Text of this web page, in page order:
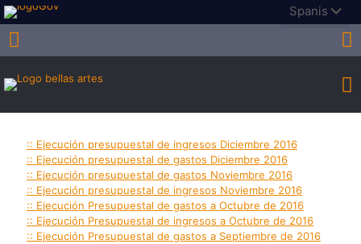
:: Ejecución presupuestal de ingresos Diciembre 2016
:: Ejecución presupuestal de gastos Diciembre 2016
:: Ejecución presupuestal de gastos Noviembre 2016
:: Ejecución presupuestal de ingresos Noviembre 2016
:: Ejecución Presupuestal de gastos a Octubre de 2016
:: Ejecución Presupuestal de ingresos a Octubre de 2016
:: Ejecución Presupuestal de gastos a Septiembre de 2016